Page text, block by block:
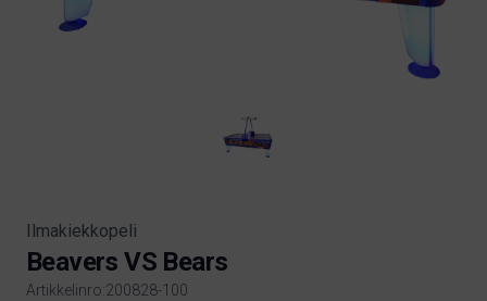
Ilmakiekkopeli
Beavers VS Bears
Artikkelinro:200828-100